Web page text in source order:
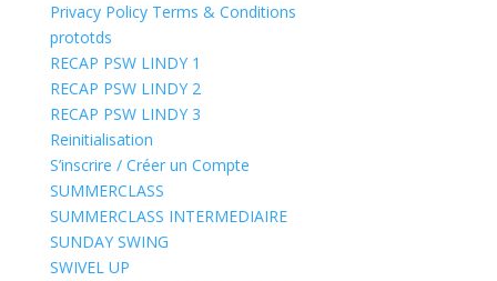
Privacy Policy Terms & Conditions
prototds
RECAP PSW LINDY 1
RECAP PSW LINDY 2
RECAP PSW LINDY 3
Reinitialisation
S’inscrire / Créer un Compte
SUMMERCLASS
SUMMERCLASS INTERMEDIAIRE
SUNDAY SWING
SWIVEL UP